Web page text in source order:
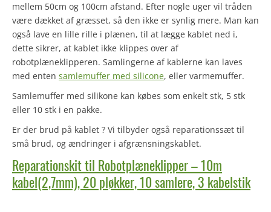
mellem 50cm og 100cm afstand. Efter nogle uger vil tråden
være dækket af græsset, så den ikke er synlig mere. Man kan
også lave en lille rille i plænen, til at lægge kablet ned i,
dette sikrer, at kablet ikke klippes over af
robotplæneklipperen. Samlingerne af kablerne kan laves
med enten samlemuffer med silicone, eller varmemuffer.
Samlemuffer med silikone kan købes som enkelt stk, 5 stk
eller 10 stk i en pakke.
Er der brud på kablet ? Vi tilbyder også reparationssæt til
små brud, og ændringer i afgrænsningskablet.
Reparationskit til Robotplæneklipper – 10m
kabel(2,7mm), 20 pløkker, 10 samlere, 3 kabelstik